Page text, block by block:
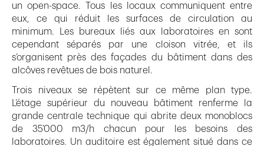
un open-space. Tous les locaux communiquent entre
eux, ce qui réduit les surfaces de circulation au
minimum. Les bureaux liés aux laboratoires en sont
cependant séparés par une cloison vitrée, et ils
s’organisent près des façades du bâtiment dans des
alcôves revêtues de bois naturel.
Trois niveaux se répètent sur ce même plan type.
L’étage supérieur du nouveau bâtiment renferme la
grande centrale technique qui abrite deux monoblocs
de 35’000 m3/h chacun pour les besoins des
laboratoires. Un auditoire est également situé dans ce